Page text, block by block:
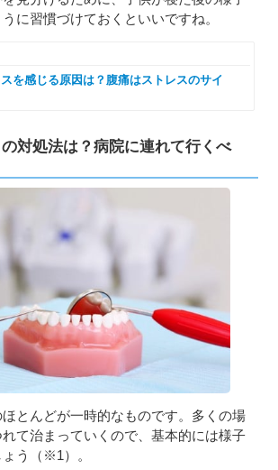
に習慣づけておくといいですね。
を感じる原因は？腹痛はストレスのサイ
対処法は？病院に連れて行くべ
とんどが一時的なものです。多くの場
て治まっていくので、基本的には様子
う（※1）。